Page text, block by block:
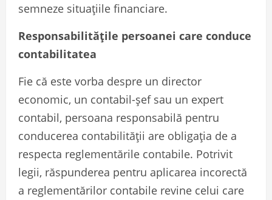
semneze situațiile financiare.
Responsabilitățile persoanei care conduce
contabilitatea
Fie că este vorba despre un director
economic, un contabil-șef sau un expert
contabil, persoana responsabilă pentru
conducerea contabilității are obligația de a
respecta reglementările contabile. Potrivit
legii, răspunderea pentru aplicarea incorectă
a reglementărilor contabile revine celui care